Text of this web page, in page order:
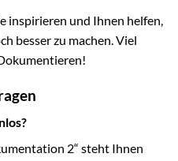
inspirieren und Ihnen helfen,
besser zu machen. Viel
2“ steht Ihnen